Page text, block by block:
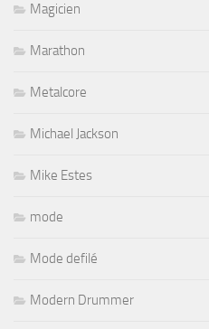
Magicien
Marathon
Metalcore
Michael Jackson
Mike Estes
mode
Mode defilé
Modern Drummer